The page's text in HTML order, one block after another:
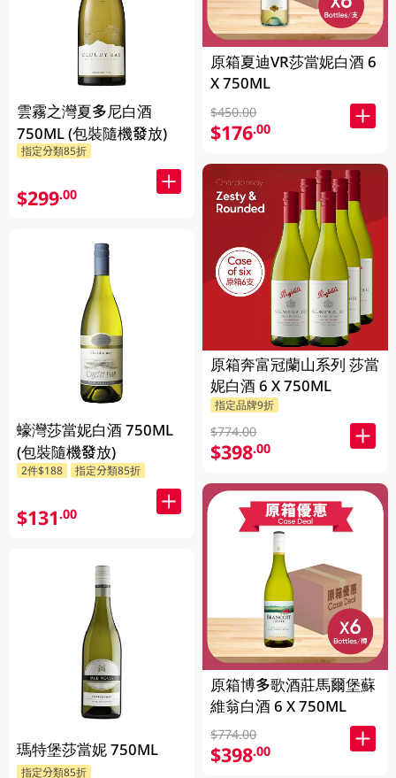
雲霧之灣夏多尼白酒
750ML (包裝隨機發放)
指定分類85折
$299.00
蠔灣莎當妮白酒 750ML
(包裝隨機發放)
2件$188 指定分類85折
$131.00
瑪特堡莎當妮 750ML
指定分類85折
原箱夏迪VR莎當妮白酒 6
X 750ML
$450.00
$176.00
原箱奔富冠蘭山系列 莎當
妮白酒 6 X 750ML
指定品牌9折
$774.00
$398.00
原箱博多歌酒莊馬爾堡蘇
維翁白酒 6 X 750ML
$774.00
$398.00